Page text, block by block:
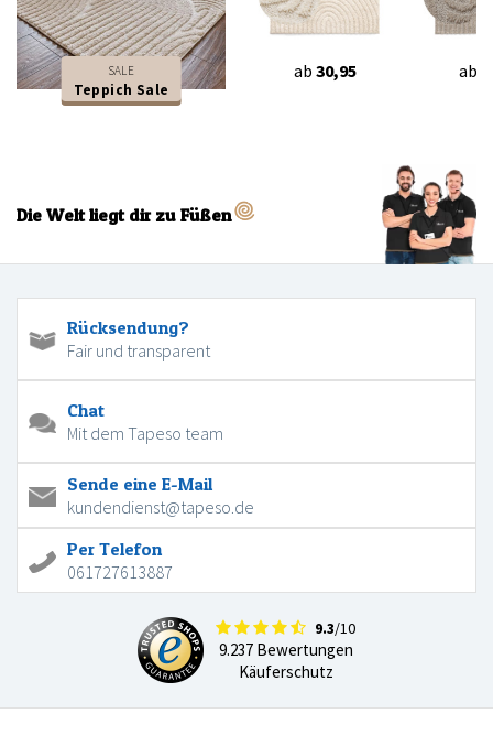
SALE
Teppich Sale
ab 30,95 ab
Die Welt liegt dir zu Füßen
Rücksendung?
Fair und transparent
Chat
Mit dem Tapeso team
Sende eine E-Mail
kundendienst@tapeso.de
Per Telefon
061727613887
9.3/10
9.237 Bewertungen
Käuferschutz